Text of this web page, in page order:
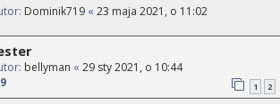
Dominik719 « 23 maja 2021, o 11:02
bellyman « 29 sty 2021, o 10:44
1 2